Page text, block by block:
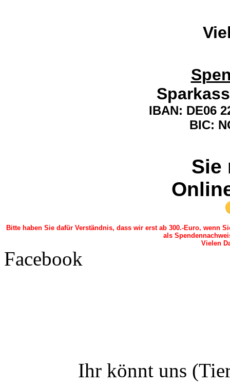
IBAN: DE06
BIC:
Sie
Bitte haben Sie dafür Verständnis, dass wir erst ab 300.-Euro, wenn
als
Vielen
Facebook
Ihr könnt uns